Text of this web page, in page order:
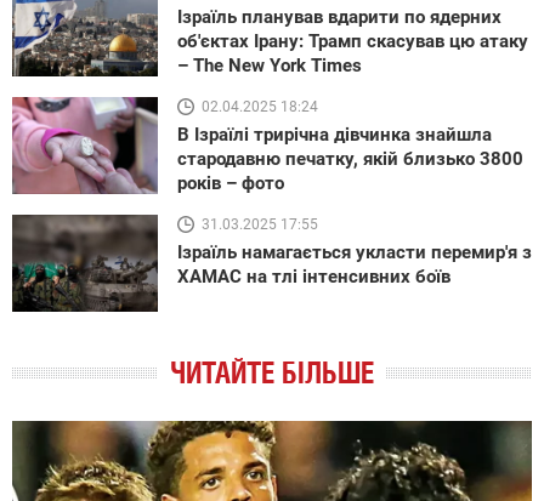
Ізраїль планував вдарити по ядерних
об'єктах Ірану: Трамп скасував цю атаку
– The New York Times
02.04.2025 18:24
В Ізраїлі трирічна дівчинка знайшла
стародавню печатку, якій близько 3800
років – фото
31.03.2025 17:55
Ізраїль намагається укласти перемир'я з
ХАМАС на тлі інтенсивних боїв
ЧИТАЙТЕ БІЛЬШЕ